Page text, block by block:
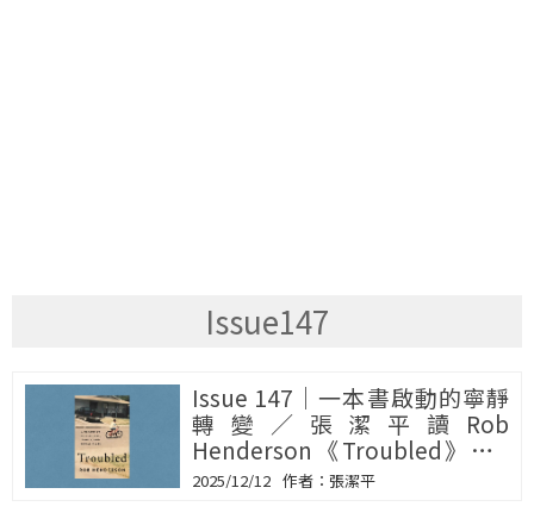
Issue147
Issue 147｜一本書啟動的寧靜
轉變／張潔平讀Rob
Henderson《Troubled》——
菁英為何無法修補世界？
2025/12/12 張潔平